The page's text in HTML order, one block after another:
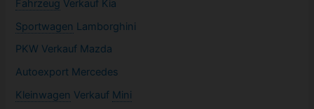
Fahrzeug Verkauf Kia
Sportwagen Lamborghini
PKW Verkauf Mazda
Autoexport Mercedes
Kleinwagen Verkauf Mini